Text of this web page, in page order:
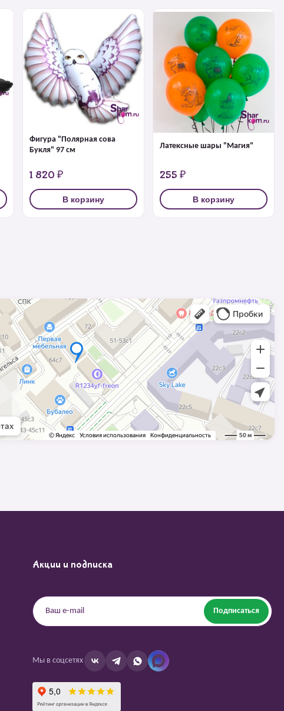
Фигура "Полярная сова
Букля" 97 см
1 820 ₽
В корзину
Латексные шары "Магия"
255 ₽
В корзину
Акции и подписка
Подписаться
Мы в соцсетях